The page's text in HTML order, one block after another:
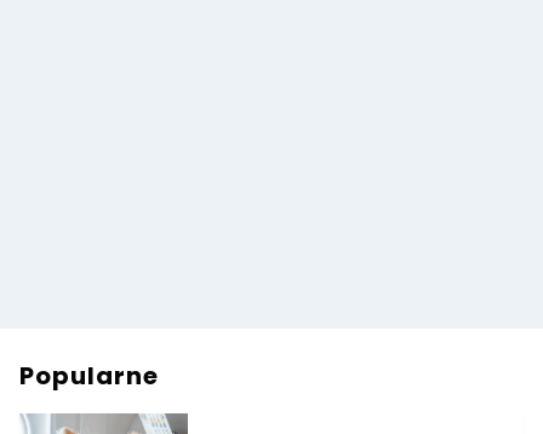
Popularne